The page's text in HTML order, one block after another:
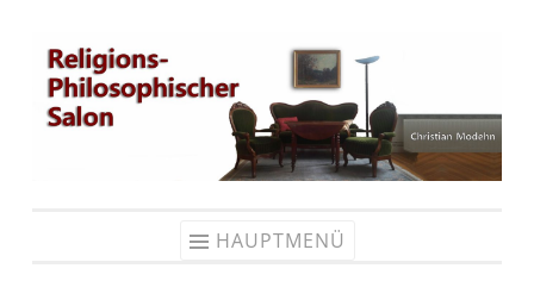
Zum
Inhalt
springen
HAUPTMENÜ